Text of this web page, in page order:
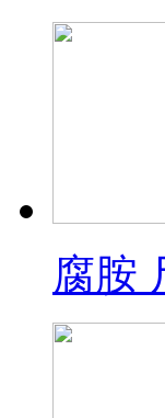
腐胺